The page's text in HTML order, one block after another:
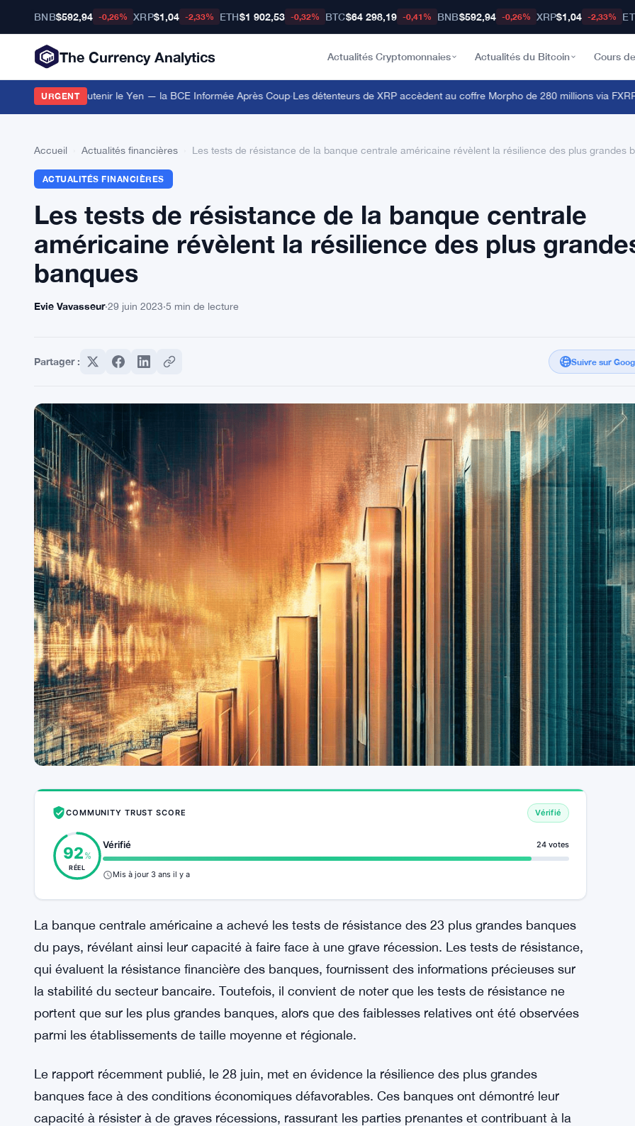
BNB$592,94 -0,26% XRP$1,04 -2,33% ETH$1 902,53 -0,32% BTC$64 298,19 -0,41% BNB$592,94 -0,26% XRP$1,04 -2,33%
The Currency Analytics Actualités Cryptomonnaies Actualités du Bitcoin Cours
URGENT
Euros pour Soutenir le Yen — la BCE Informée Après Coup·Les détenteurs de XRP accèdent au coffre Morpho de 280 millions via FXRP
Accueil Actualités financières Les tests de résistance de la banque centrale américaine révèlent la résilience des plus grandes
ACTUALITÉS FINANCIÈRES
Les tests de résistance de la banque centrale
américaine révèlent la résilience des plus
banques
Evie Vavasseur·29 juin 2023·5 min de lecture
Partager : Suivre sur
COMMUNITY TRUST SCORE Vérifié
92 %
RÉEL
Vérifié 24 votes
Mis à jour 3 ans il y a
La banque centrale américaine a achevé les tests de résistance des 23 plus grandes banques
du pays, révélant ainsi leur capacité à faire face à une grave récession. Les tests de résistance,
qui évaluent la résistance financière des banques, fournissent des informations précieuses sur
la stabilité du secteur bancaire. Toutefois, il convient de noter que les tests de résistance ne
portent que sur les plus grandes banques, alors que des faiblesses relatives ont été observées
parmi les établissements de taille moyenne et régionale.
Le rapport récemment publié, le 28 juin, met en évidence la résilience des plus grandes
banques face à des conditions économiques défavorables. Ces banques ont démontré leur
capacité à résister à de graves récessions, rassurant les parties prenantes et contribuant à la